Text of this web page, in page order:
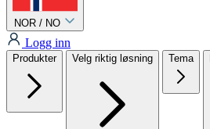
NOR / NO
Logg inn
Produkter Velg riktig løsning Tema